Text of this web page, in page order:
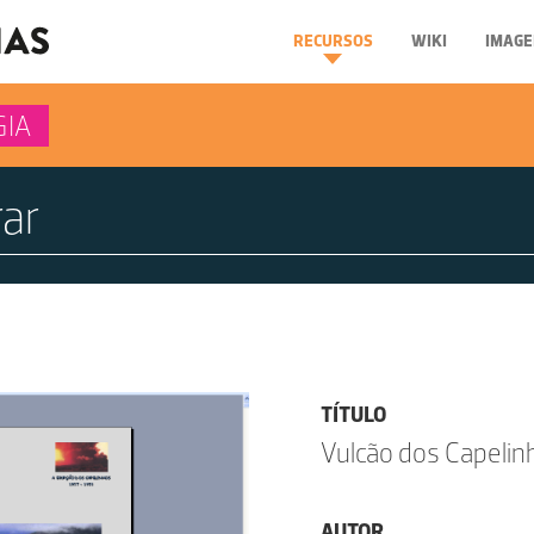
RECURSOS WIKI
TÍTULO
Vulcão dos